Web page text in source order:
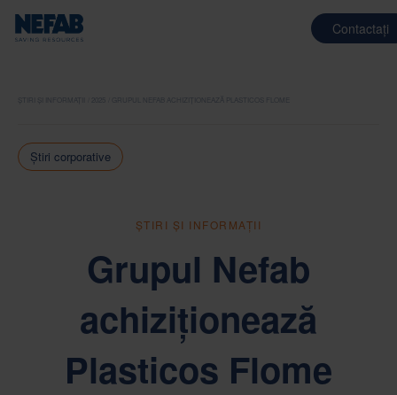
Contactați
ȘTIRI ȘI INFORMAȚII GRUPUL NEFAB ACHIZIȚIONEAZĂ PLASTICOS FLOME
Știri corporative
ȘTIRI ȘI INFORMAȚII
Grupul Nefab
achiziționează
Plasticos Flome